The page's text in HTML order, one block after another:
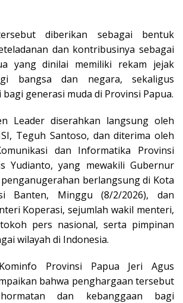
diberikan sebagai bentuk
dan kontribusinya sebagai
yang dinilai memiliki rekam jejak
bangsa dan negara, sekaligus
generasi muda di Provinsi Papua.
Leader diserahkan langsung oleh
Teguh Santoso, dan diterima oleh
dan Informatika Provinsi
Yudianto, yang mewakili Gubernur
penganugerahan berlangsung di Kota
Banten, Minggu (8/2/2026), dan
Koperasi, sejumlah wakil menteri,
pers nasional, serta pimpinan
wilayah di Indonesia.
Provinsi Papua Jeri Agus
bahwa penghargaan tersebut
dan kebanggaan bagi